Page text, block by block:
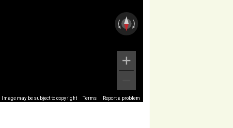
Image may be subject to copyright Terms Report a problem